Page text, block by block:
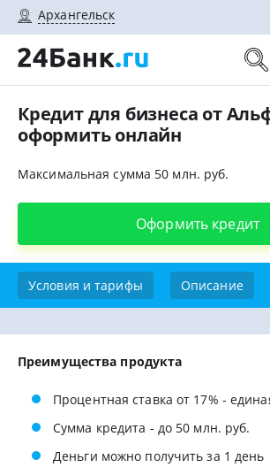
Архангельск
Кредит для бизнеса от
оформить онлайн
Максимальная сумма 50 млн. руб.
Оформить кредит
Условия и тарифы Описание
Преимущества продукта
Процентная ставка от 17% -
Сумма кредита - до 50 млн. руб.
Деньги можно получить за 1 день